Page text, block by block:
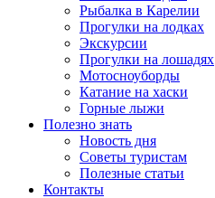
Рыбалка в Карелии
Прогулки на лодках
Экскурсии
Прогулки на лошадях
Мотосноуборды
Катание на хаски
Горные лыжи
Полезно знать
Новость дня
Советы туристам
Полезные статьи
Контакты